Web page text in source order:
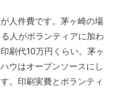
人件費です。茅ヶ崎の場
人がボランティアに加わ
刷代10万円くらい。茅ヶ
ウはオープンソースにし
。印刷実費とボランティ